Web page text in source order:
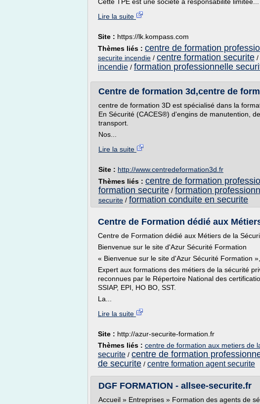
Lire la suite
Site : https://lk.kompass.com
Thèmes liés : centre de formation
securite incendie / centre formation securite /
incendie / formation professionnelle
Centre de formation 3d,centre de
centre de formation 3D est spécialisé dans la
En Sécurité (CACES®) d'engins de manutention,
transport.
Nos...
Lire la suite
Site : http://www.centredeformation3d.fr
Thèmes liés : centre de formation
formation securite / formation
securite / formation conduite en securite
Centre de Formation dédié aux
Centre de Formation dédié aux Métiers de la
Bienvenue sur le site d'Azur Sécurité Formation
« Bienvenue sur le site d'Azur Sécurité Formation »,
Expert aux formations des métiers de la sécurité
reconnues par le Répertoire National des
SSIAP, EPI, HO BO, SST.
La...
Lire la suite
Site : http://azur-securite-formation.fr
Thèmes liés : centre de formation aux metiers de
securite / centre de formation
de securite / centre formation agent securite
DGF FORMATION - allsee-securite.fr
Accueil » Entreprises » Formation des agents de